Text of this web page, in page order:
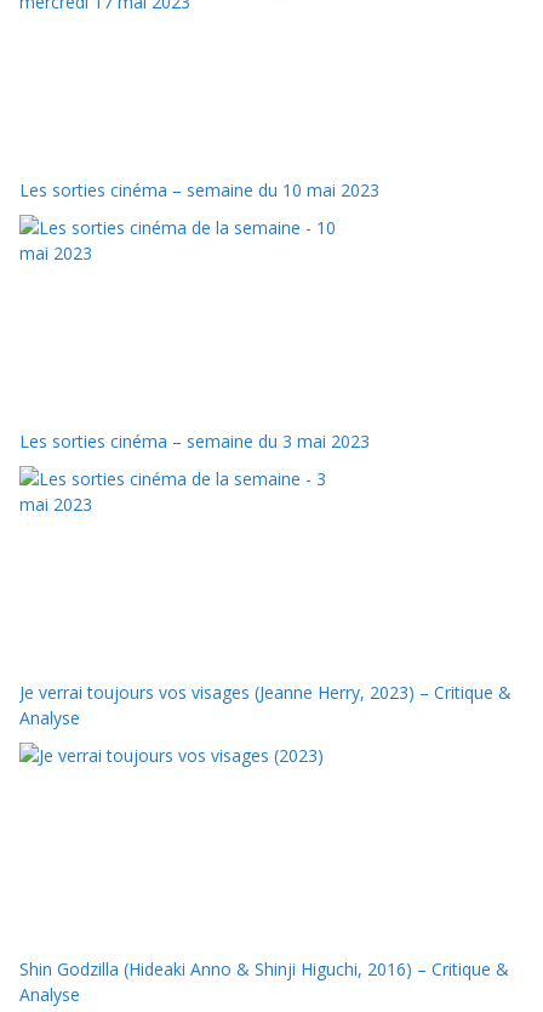
Les sorties cinéma – semaine du 10 mai 2023
Les sorties cinéma – semaine du 3 mai 2023
Je verrai toujours vos visages (Jeanne Herry, 2023) – Critique &
Analyse
Shin Godzilla (Hideaki Anno & Shinji Higuchi, 2016) – Critique &
Analyse